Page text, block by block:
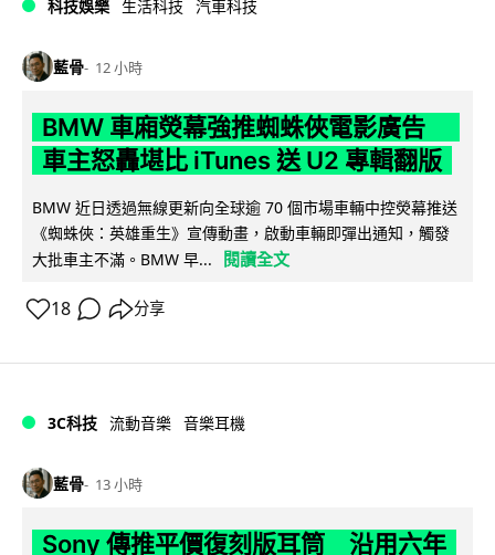
科技娛樂 生活科技 汽車科技
藍骨 12 小時
BMW 車廂熒幕強推蜘蛛俠電影廣告
車主怒轟堪比 iTunes 送 U2 專輯翻版
BMW 近日透過無線更新向全球逾 70 個市場車輛中控熒幕推送
《蜘蛛俠：英雄重生》宣傳動畫，啟動車輛即彈出通知，觸發
大批車主不滿。BMW 早...
閱讀全文
18 分享
3C科技 流動音樂 音樂耳機
藍骨 13 小時
Sony 傳推平價復刻版耳筒 沿用六年